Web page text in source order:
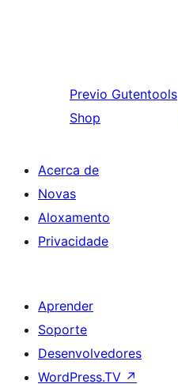
Previo Gutentools
Shop
Acerca de
Novas
Aloxamento
Privacidade
Aprender
Soporte
Desenvolvedores
WordPress.TV ↗